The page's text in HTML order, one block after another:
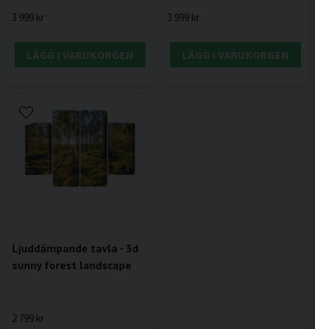
3 999 kr
LÄGG I VARUKORGEN
3 999 kr
LÄGG I VARUKORGEN
Ljuddämpande tavla - 3d
sunny forest landscape
2 799 kr